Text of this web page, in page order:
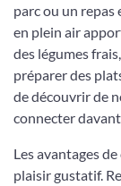
parc ou un repas
en plein air
des légumes
préparer des
de découvrir de
connecter
Les avantages
plaisir gustatif.